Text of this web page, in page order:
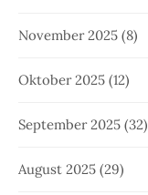
November 2025 (8)
Oktober 2025 (12)
September 2025 (32)
August 2025 (29)